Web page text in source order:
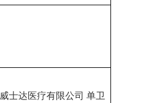
威士达医疗有限公司 单卫